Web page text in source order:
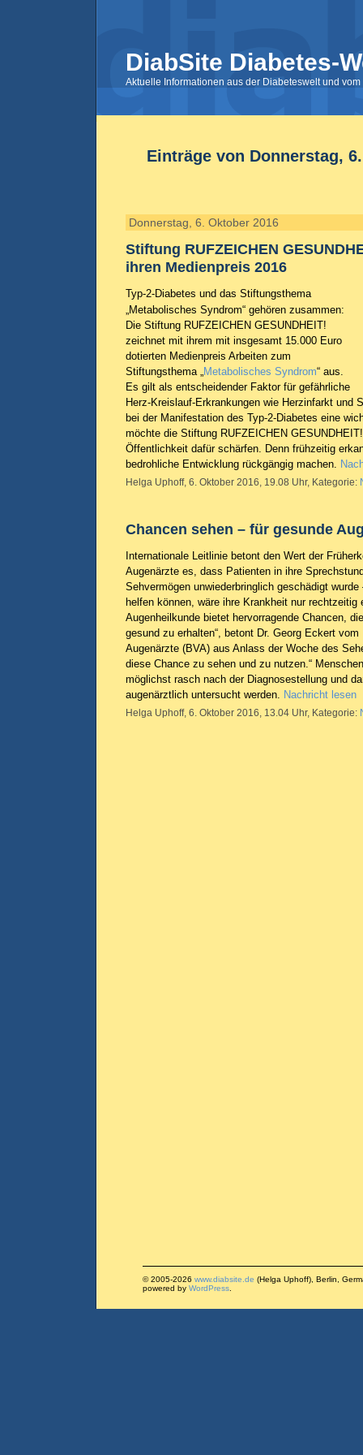
DiabSite Diabetes-
Aktuelle Informationen aus der Diabeteswelt und
Einträge von Donnerstag,
Donnerstag, 6. Oktober 2016
Stiftung RUFZEICHEN
ihren Medienpreis 2016
Typ-2-Diabetes und das Stiftungsthema
„Metabolisches Syndrom“ gehören zusammen:
Die Stiftung RUFZEICHEN GESUNDHEIT!
zeichnet mit ihrem mit insgesamt 15.000 Euro
dotierten Medienpreis Arbeiten zum
Stiftungsthema „Metabolisches Syndrom“ aus.
Es gilt als entscheidender Faktor für gefährliche
Herz-Kreislauf-Erkrankungen wie Herzinfarkt und
bei der Manifestation des Typ-2-Diabetes eine
möchte die Stiftung RUFZEICHEN
Öffentlichkeit dafür schärfen. Denn frühzeitig
bedrohliche Entwicklung rückgängig machen.
Helga Uphoff, 6. Oktober 2016, 19.08 Uhr, Kategorie:
Chancen sehen – für gesunde
Internationale Leitlinie betont den Wert der
Augenärzte es, dass Patienten in ihre
Sehvermögen unwiederbringlich geschädigt
helfen können, wäre ihre Krankheit nur rechtzeitig
Augenheilkunde bietet hervorragende Chancen,
gesund zu erhalten“, betont Dr. Georg Eckert
Augenärzte (BVA) aus Anlass der Woche des
diese Chance zu sehen und zu nutzen.“
möglichst rasch nach der Diagnosestellung und
augenärztlich untersucht werden. Nachricht lesen
Helga Uphoff, 6. Oktober 2016, 13.04 Uhr, Kategorie:
© 2005-2026 www.diabsite.de (Helga Uphoff), Berlin,
powered by WordPress.